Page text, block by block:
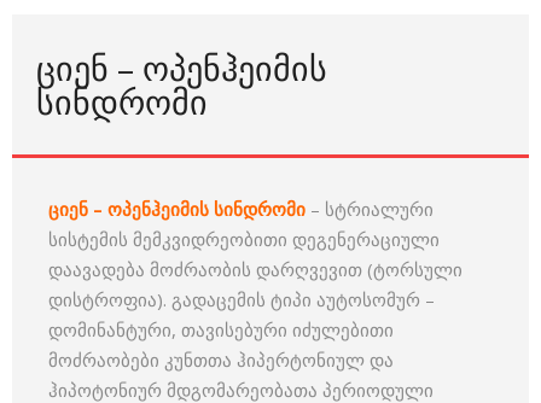
ᲪᲘᲔᲜ – ᲝᲞᲔᲜᲰᲔᲘᲛᲘᲡ
ᲡᲘᲜᲓᲠᲝᲛᲘ
ციენ – ოპენჰეიმის სინდრომი – სტრიალური
სისტემის მემკვიდრეობითი დეგენერაციული
დაავადება მოძრაობის დარღვევით (ტორსული
დისტროფია). გადაცემის ტიპი აუტოსომურ –
დომინანტური, თავისებური იძულებითი
მოძრაობები კუნთთა ჰიპერტონიულ და
ჰიპოტონიურ მდგომარეობათა პერიოდული